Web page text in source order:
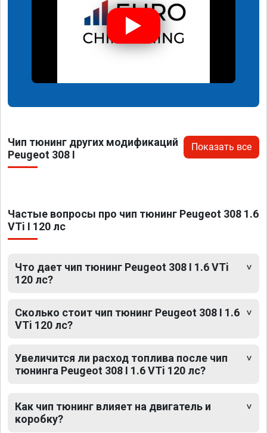
Чип тюнинг других модификаций
Peugeot 308 I
Показать все
Частые вопросы про чип тюнинг Peugeot 308 1.6
VTi I 120 лс
Что дает чип тюнинг Peugeot 308 I 1.6 VTi
120 лс?
Сколько стоит чип тюнинг Peugeot 308 I 1.6
VTi 120 лс?
Увеличится ли расход топлива после чип
тюнинга Peugeot 308 I 1.6 VTi 120 лс?
Как чип тюнинг влияет на двигатель и
коробку?